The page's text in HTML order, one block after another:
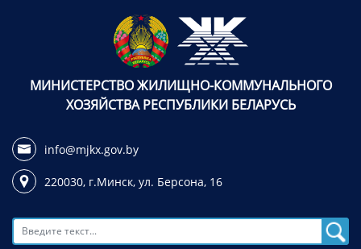
МИНИСТЕРСТВО ЖИЛИЩНО-КОММУНАЛЬНОГО
ХОЗЯЙСТВА РЕСПУБЛИКИ БЕЛАРУСЬ
info@mjkx.gov.by
220030, г.Минск, ул. Берсона, 16
Поиск